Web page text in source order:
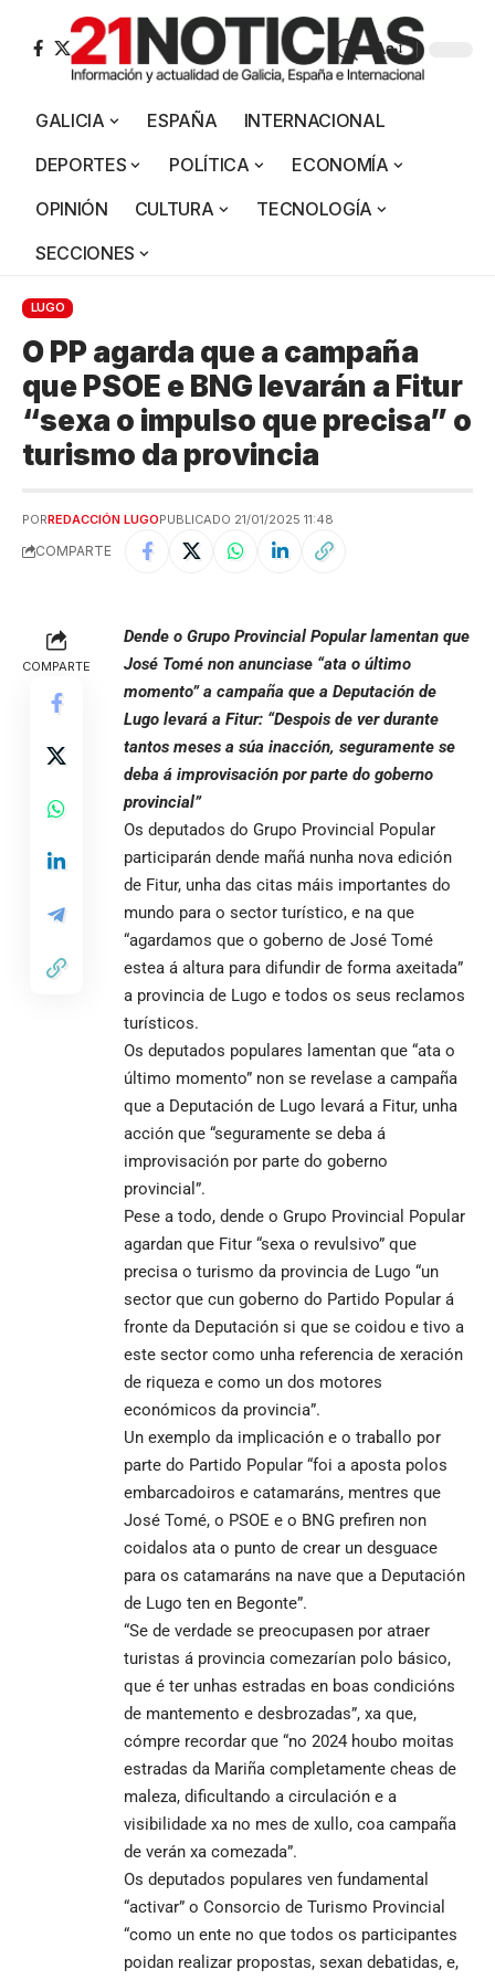
Aa
GALICIA ESPAÑA
INTERNACIONAL
DEPORTES
POLÍTICA
ECONOMÍA
OPINIÓN
CULTURA
TECNOLOGÍA
SECCIONES
LUGO
O PP agarda que a campaña
que PSOE e BNG levarán a Fitur
“sexa o impulso que precisa” o
turismo da provincia
PORREDACCIÓN LUGOPUBLICADO 21/01/2025 11:48
COMPARTE
COMPARTE
Dende o Grupo Provincial Popular lamentan que
José Tomé non anunciase “ata o último
momento” a campaña que a Deputación de
Lugo levará a Fitur: “Despois de ver durante
tantos meses a súa inacción, seguramente se
deba á improvisación por parte do goberno
provincial”
Os deputados do Grupo Provincial Popular
participarán dende mañá nunha nova edición
de Fitur, unha das citas máis importantes do
mundo para o sector turístico, e na que
“agardamos que o goberno de José Tomé
estea á altura para difundir de forma axeitada”
a provincia de Lugo e todos os seus reclamos
turísticos.
Os deputados populares lamentan que “ata o
último momento” non se revelase a campaña
que a Deputación de Lugo levará a Fitur, unha
acción que “seguramente se deba á
improvisación por parte do goberno
provincial”.
Pese a todo, dende o Grupo Provincial Popular
agardan que Fitur “sexa o revulsivo” que
precisa o turismo da provincia de Lugo “un
sector que cun goberno do Partido Popular á
fronte da Deputación si que se coidou e tivo a
este sector como unha referencia de xeración
de riqueza e como un dos motores
económicos da provincia”.
Un exemplo da implicación e o traballo por
parte do Partido Popular “foi a aposta polos
embarcadoiros e catamaráns, mentres que
José Tomé, o PSOE e o BNG prefiren non
coidalos ata o punto de crear un desguace
para os catamaráns na nave que a Deputación
de Lugo ten en Begonte”.
“Se de verdade se preocupasen por atraer
turistas á provincia comezarían polo básico,
que é ter unhas estradas en boas condicións
de mantemento e desbrozadas”, xa que,
cómpre recordar que “no 2024 houbo moitas
estradas da Mariña completamente cheas de
maleza, dificultando a circulación e a
visibilidade xa no mes de xullo, coa campaña
de verán xa comezada”.
Os deputados populares ven fundamental
“activar” o Consorcio de Turismo Provincial
“como un ente no que todos os participantes
poidan realizar propostas, sexan debatidas, e,